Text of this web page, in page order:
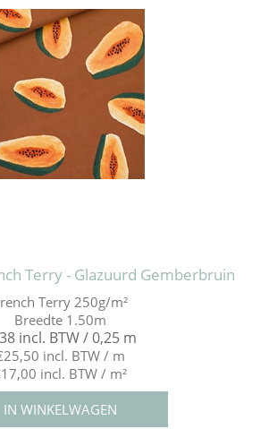
Terry - Glazuurd Gemberbruin
Terry 250g/m²
Breedte 1.50m
incl. BTW / 0,25 m
incl. BTW / m
incl. BTW / m²